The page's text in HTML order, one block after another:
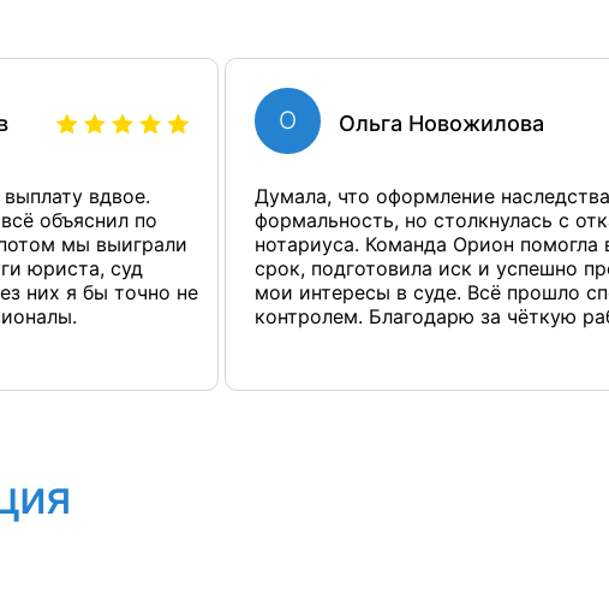
вдвое.
объяснил по
мы выиграли
юриста, суд
них я бы точно не
Думала, что оформление
формальность, но столкнулась с
нотариуса. Команда Орион помогла
срок, подготовила иск и успешно
мои интересы в суде. Всё прошло
контролем. Благодарю за чёткую
Ольга Новожилова
О